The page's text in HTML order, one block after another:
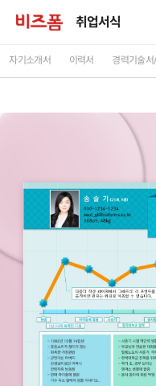
취업서식
자기소개서 이력서 경력기술서